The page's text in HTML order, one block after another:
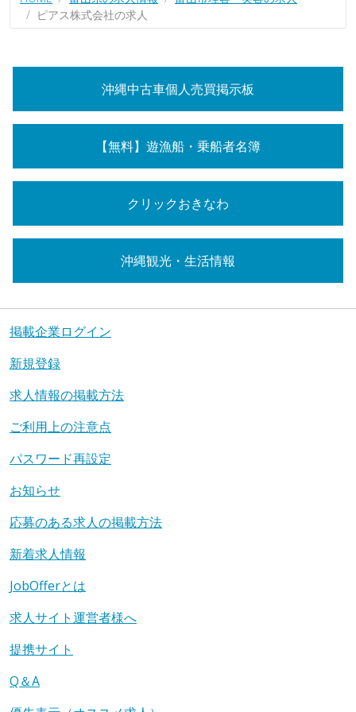
ピアス株式会社の求人
沖縄中古車個人売買掲示板
【無料】遊漁船・乗船者名簿
クリックおきなわ
沖縄観光・生活情報
掲載企業ログイン
新規登録
求人情報の掲載方法
ご利用上の注意点
パスワード再設定
お知らせ
応募のある求人の掲載方法
新着求人情報
JobOfferとは
求人サイト運営者様へ
提携サイト
Q＆A